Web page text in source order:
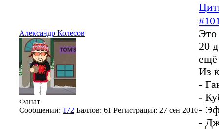
Александр Колесов
Фанат
Сообщений: 172 Баллов: 61 Регистрация: 27 сен 2010
Это
20
Из
-
-
-
-